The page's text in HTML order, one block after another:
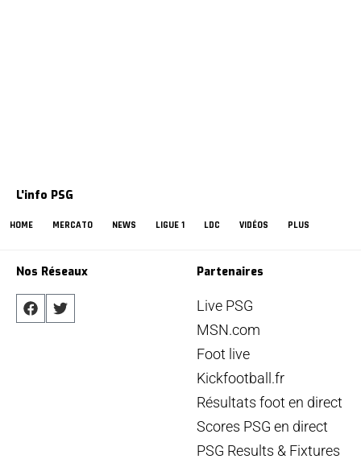
L'info PSG
HOME MERCATO NEWS LIGUE 1 LDC VIDÉOS PLUS
Nos Réseaux Partenaires
Live PSG
MSN.com
Foot live
Kickfootball.fr
Résultats foot en direct
Scores PSG en direct
PSG Results & Fixtures